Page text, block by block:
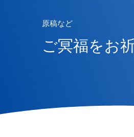
原稿など
ご冥福をお